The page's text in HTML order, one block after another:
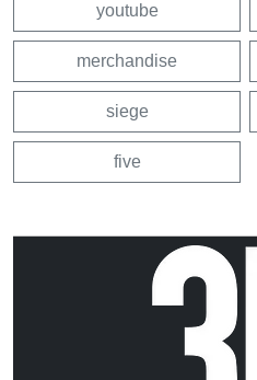
youtube
merchandise
siege
five